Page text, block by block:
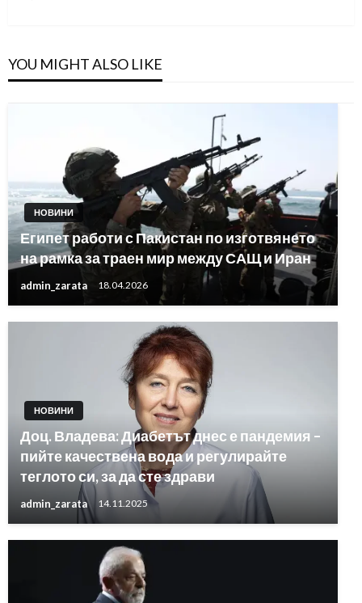
YOU MIGHT ALSO LIKE
НОВИНИ
Египет работи с Пакистан по изготвянето
на рамка за траен мир между САЩ и Иран
admin_zarata 18.04.2026
НОВИНИ
Доц. Владева: Диабетът днес е пандемия –
пийте качествена вода и регулирайте
теглото си, за да сте здрави
admin_zarata 14.11.2025